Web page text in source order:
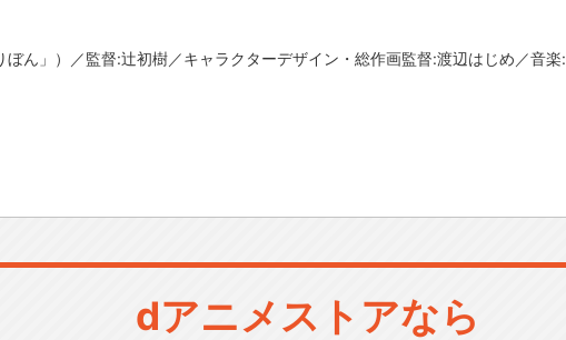
ぼん」）／監督:辻初樹／キャラクターデザイン・総作画監督:渡辺はじめ／音
dアニメストアなら